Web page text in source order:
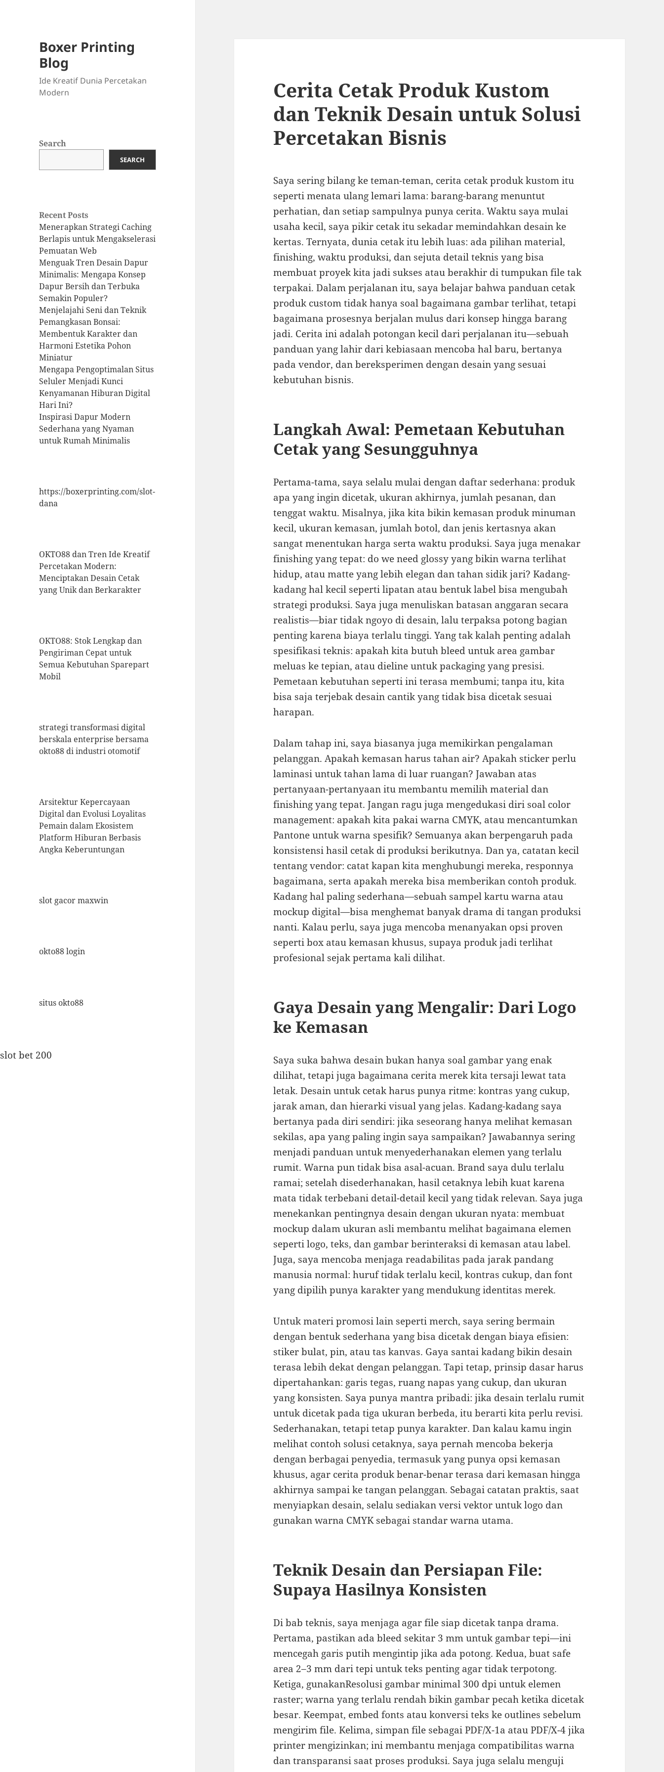
Boxer Printing
Blog
Ide Kreatif Dunia Percetakan
Modern
Search
SEARCH
Recent Posts
Menerapkan Strategi Caching
Berlapis untuk Mengakselerasi
Pemuatan Web
Menguak Tren Desain Dapur
Minimalis: Mengapa Konsep
Dapur Bersih dan Terbuka
Semakin Populer?
Menjelajahi Seni dan Teknik
Pemangkasan Bonsai:
Membentuk Karakter dan
Harmoni Estetika Pohon
Miniatur
Mengapa Pengoptimalan Situs
Seluler Menjadi Kunci
Kenyamanan Hiburan Digital
Hari Ini?
Inspirasi Dapur Modern
Sederhana yang Nyaman
untuk Rumah Minimalis
https://boxerprinting.com/slot-
dana
OKTO88 dan Tren Ide Kreatif
Percetakan Modern:
Menciptakan Desain Cetak
yang Unik dan Berkarakter
OKTO88: Stok Lengkap dan
Pengiriman Cepat untuk
Semua Kebutuhan Sparepart
Mobil
strategi transformasi digital
berskala enterprise bersama
okto88 di industri otomotif
Arsitektur Kepercayaan
Digital dan Evolusi Loyalitas
Pemain dalam Ekosistem
Platform Hiburan Berbasis
Angka Keberuntungan
slot gacor maxwin
okto88 login
situs okto88
slot bet 200
Cerita Cetak Produk Kustom
dan Teknik Desain untuk Solusi
Percetakan Bisnis
Saya sering bilang ke teman-teman, cerita cetak produk kustom itu
seperti menata ulang lemari lama: barang-barang menuntut
perhatian, dan setiap sampulnya punya cerita. Waktu saya mulai
usaha kecil, saya pikir cetak itu sekadar memindahkan desain ke
kertas. Ternyata, dunia cetak itu lebih luas: ada pilihan material,
finishing, waktu produksi, dan sejuta detail teknis yang bisa
membuat proyek kita jadi sukses atau berakhir di tumpukan file tak
terpakai. Dalam perjalanan itu, saya belajar bahwa panduan cetak
produk custom tidak hanya soal bagaimana gambar terlihat, tetapi
bagaimana prosesnya berjalan mulus dari konsep hingga barang
jadi. Cerita ini adalah potongan kecil dari perjalanan itu—sebuah
panduan yang lahir dari kebiasaan mencoba hal baru, bertanya
pada vendor, dan bereksperimen dengan desain yang sesuai
kebutuhan bisnis.
Langkah Awal: Pemetaan Kebutuhan
Cetak yang Sesungguhnya
Pertama-tama, saya selalu mulai dengan daftar sederhana: produk
apa yang ingin dicetak, ukuran akhirnya, jumlah pesanan, dan
tenggat waktu. Misalnya, jika kita bikin kemasan produk minuman
kecil, ukuran kemasan, jumlah botol, dan jenis kertasnya akan
sangat menentukan harga serta waktu produksi. Saya juga menakar
finishing yang tepat: do we need glossy yang bikin warna terlihat
hidup, atau matte yang lebih elegan dan tahan sidik jari? Kadang-
kadang hal kecil seperti lipatan atau bentuk label bisa mengubah
strategi produksi. Saya juga menuliskan batasan anggaran secara
realistis—biar tidak ngoyo di desain, lalu terpaksa potong bagian
penting karena biaya terlalu tinggi. Yang tak kalah penting adalah
spesifikasi teknis: apakah kita butuh bleed untuk area gambar
meluas ke tepian, atau dieline untuk packaging yang presisi.
Pemetaan kebutuhan seperti ini terasa membumi; tanpa itu, kita
bisa saja terjebak desain cantik yang tidak bisa dicetak sesuai
harapan.
Dalam tahap ini, saya biasanya juga memikirkan pengalaman
pelanggan. Apakah kemasan harus tahan air? Apakah sticker perlu
laminasi untuk tahan lama di luar ruangan? Jawaban atas
pertanyaan-pertanyaan itu membantu memilih material dan
finishing yang tepat. Jangan ragu juga mengedukasi diri soal color
management: apakah kita pakai warna CMYK, atau mencantumkan
Pantone untuk warna spesifik? Semuanya akan berpengaruh pada
konsistensi hasil cetak di produksi berikutnya. Dan ya, catatan kecil
tentang vendor: catat kapan kita menghubungi mereka, responnya
bagaimana, serta apakah mereka bisa memberikan contoh produk.
Kadang hal paling sederhana—sebuah sampel kartu warna atau
mockup digital—bisa menghemat banyak drama di tangan produksi
nanti. Kalau perlu, saya juga mencoba menanyakan opsi proven
seperti box atau kemasan khusus, supaya produk jadi terlihat
profesional sejak pertama kali dilihat.
Gaya Desain yang Mengalir: Dari Logo
ke Kemasan
Saya suka bahwa desain bukan hanya soal gambar yang enak
dilihat, tetapi juga bagaimana cerita merek kita tersaji lewat tata
letak. Desain untuk cetak harus punya ritme: kontras yang cukup,
jarak aman, dan hierarki visual yang jelas. Kadang-kadang saya
bertanya pada diri sendiri: jika seseorang hanya melihat kemasan
sekilas, apa yang paling ingin saya sampaikan? Jawabannya sering
menjadi panduan untuk menyederhanakan elemen yang terlalu
rumit. Warna pun tidak bisa asal-acuan. Brand saya dulu terlalu
ramai; setelah disederhanakan, hasil cetaknya lebih kuat karena
mata tidak terbebani detail-detail kecil yang tidak relevan. Saya juga
menekankan pentingnya desain dengan ukuran nyata: membuat
mockup dalam ukuran asli membantu melihat bagaimana elemen
seperti logo, teks, dan gambar berinteraksi di kemasan atau label.
Juga, saya mencoba menjaga readabilitas pada jarak pandang
manusia normal: huruf tidak terlalu kecil, kontras cukup, dan font
yang dipilih punya karakter yang mendukung identitas merek.
Untuk materi promosi lain seperti merch, saya sering bermain
dengan bentuk sederhana yang bisa dicetak dengan biaya efisien:
stiker bulat, pin, atau tas kanvas. Gaya santai kadang bikin desain
terasa lebih dekat dengan pelanggan. Tapi tetap, prinsip dasar harus
dipertahankan: garis tegas, ruang napas yang cukup, dan ukuran
yang konsisten. Saya punya mantra pribadi: jika desain terlalu rumit
untuk dicetak pada tiga ukuran berbeda, itu berarti kita perlu revisi.
Sederhanakan, tetapi tetap punya karakter. Dan kalau kamu ingin
melihat contoh solusi cetaknya, saya pernah mencoba bekerja
dengan berbagai penyedia, termasuk yang punya opsi kemasan
khusus, agar cerita produk benar-benar terasa dari kemasan hingga
akhirnya sampai ke tangan pelanggan. Sebagai catatan praktis, saat
menyiapkan desain, selalu sediakan versi vektor untuk logo dan
gunakan warna CMYK sebagai standar warna utama.
Teknik Desain dan Persiapan File:
Supaya Hasilnya Konsisten
Di bab teknis, saya menjaga agar file siap dicetak tanpa drama.
Pertama, pastikan ada bleed sekitar 3 mm untuk gambar tepi—ini
mencegah garis putih mengintip jika ada potong. Kedua, buat safe
area 2–3 mm dari tepi untuk teks penting agar tidak terpotong.
Ketiga, gunakanResolusi gambar minimal 300 dpi untuk elemen
raster; warna yang terlalu rendah bikin gambar pecah ketika dicetak
besar. Keempat, embed fonts atau konversi teks ke outlines sebelum
mengirim file. Kelima, simpan file sebagai PDF/X-1a atau PDF/X-4 jika
printer mengizinkan; ini membantu menjaga compatibilitas warna
dan transparansi saat proses produksi. Saya juga selalu menguji